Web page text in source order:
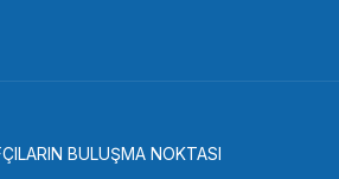
YOK
BULUŞMA NOKTASI